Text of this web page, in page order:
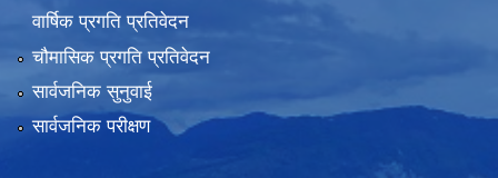
वार्षिक प्रगति प्रतिवेदन
चौमासिक प्रगति प्रतिवेदन
सार्वजनिक सुनुवाई
सार्वजनिक परीक्षण